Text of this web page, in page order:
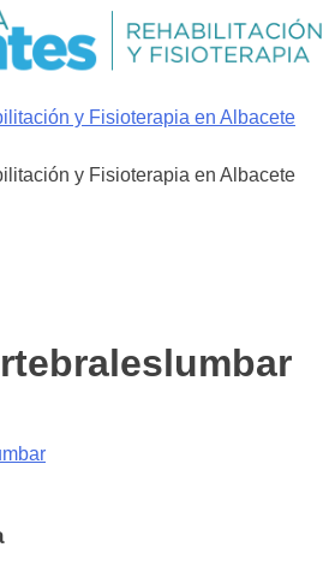
y Fisioterapia en Albacete
y Fisioterapia en Albacete